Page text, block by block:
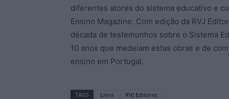
diferentes atores do sistema educativo e
Ensino Magazine. Com edição da RVJ
década de testemunhos sobre o Sistema
10 anos que medeiam estas obras e de
ensino em Portugal.
TAGS Livro RVJ Editores